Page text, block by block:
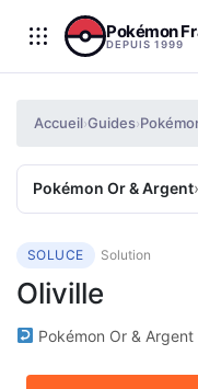
Aller au contenu
Pokémon
DEPUIS 1999
Accueil›Guides›
Pokémon Or & Argent
SOLUCE Solution
Oliville
Pokémon Or & Argent